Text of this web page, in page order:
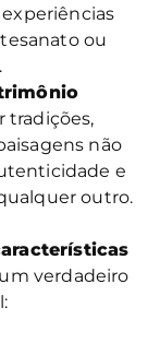
ou
tradições,
não
e
outro.
verdadeiro